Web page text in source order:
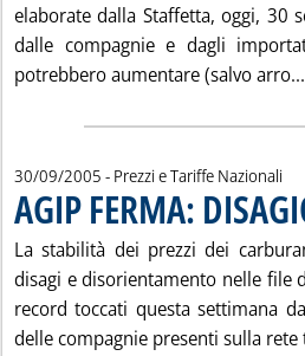
elaborate dalla Staffetta, oggi,
dalle compagnie e dagli
potrebbero aumentare (salvo arro...
30/09/2005 - Prezzi e Tariffe Nazionali
AGIP FERMA:
La stabilità dei prezzi dei
disagi e disorientamento nelle file
record toccati questa settimana
delle compagnie presenti sulla rete